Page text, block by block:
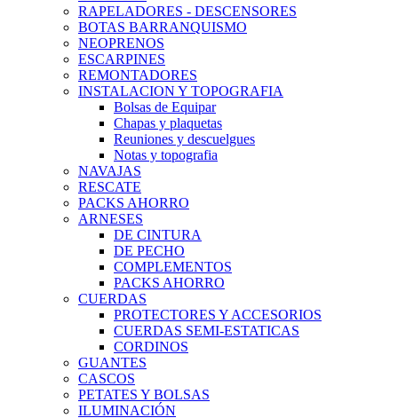
RAPELADORES - DESCENSORES
BOTAS BARRANQUISMO
NEOPRENOS
ESCARPINES
REMONTADORES
INSTALACION Y TOPOGRAFIA
Bolsas de Equipar
Chapas y plaquetas
Reuniones y descuelgues
Notas y topografia
NAVAJAS
RESCATE
PACKS AHORRO
ARNESES
DE CINTURA
DE PECHO
COMPLEMENTOS
PACKS AHORRO
CUERDAS
PROTECTORES Y ACCESORIOS
CUERDAS SEMI-ESTATICAS
CORDINOS
GUANTES
CASCOS
PETATES Y BOLSAS
ILUMINACIÓN